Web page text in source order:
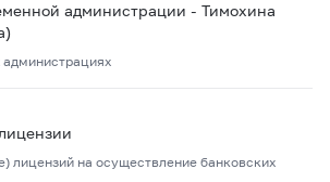
администрации - Тимохина
лицензий на осуществление банковских